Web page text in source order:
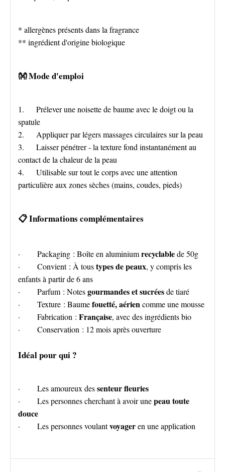
* allergènes présents dans la fragrance
** ingrédient d'origine biologique
👐 Mode d'emploi
1. Prélever une noisette de baume avec le doigt ou la
spatule
2. Appliquer par légers massages circulaires sur la peau
3. Laisser pénétrer - la texture fond instantanément au
contact de la chaleur de la peau
4. Utilisable sur tout le corps avec une attention
particulière aux zones sèches (mains, coudes, pieds)
📋 Informations complémentaires
· Packaging : Boîte en aluminiumrecyclablede 50g
· Convient : À toustypes de peaux, y compris les
enfants à partir de 6 ans
· Parfum : Notesgourmandes et sucréesde tiaré
· Texture : Baumefouetté, aériencomme une mousse
· Fabrication : Française, avec des ingrédients bio
· Conservation : 12 mois après ouverture
Idéal pour qui ?
· Les amoureux dessenteur fleuries
· Les personnes cherchant à avoir unepeau toute
douce
· Les personnes voulantvoyageren une application